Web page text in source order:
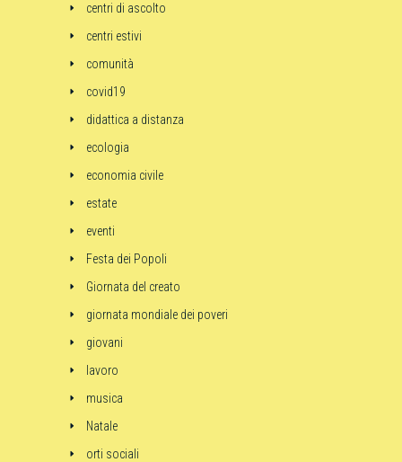
centri di ascolto
centri estivi
comunità
covid19
didattica a distanza
ecologia
economia civile
estate
eventi
Festa dei Popoli
Giornata del creato
giornata mondiale dei poveri
giovani
lavoro
musica
Natale
orti sociali